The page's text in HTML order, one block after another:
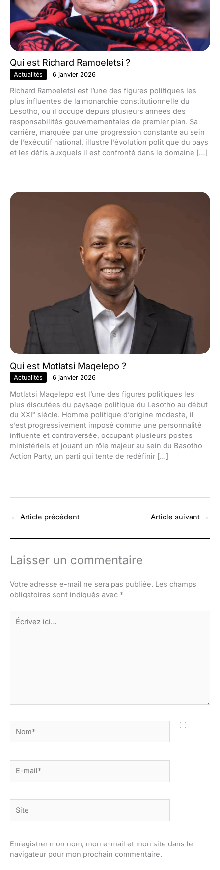
Qui est Richard Ramoeletsi ?
Actualités 6 janvier 2026
Richard Ramoeletsi est l’une des figures politiques les
plus influentes de la monarchie constitutionnelle du
Lesotho, où il occupe depuis plusieurs années des
responsabilités gouvernementales de premier plan. Sa
carrière, marquée par une progression constante au sein
de l’exécutif national, illustre l’évolution politique du pays
et les défis auxquels il est confronté dans le domaine […]
Qui est Motlatsi Maqelepo ?
Actualités 6 janvier 2026
Motlatsi Maqelepo est l’une des figures politiques les
plus discutées du paysage politique du Lesotho au début
du XXIᵉ siècle. Homme politique d’origine modeste, il
s’est progressivement imposé comme une personnalité
influente et controversée, occupant plusieurs postes
ministériels et jouant un rôle majeur au sein du Basotho
Action Party, un parti qui tente de redéfinir […]
← Article précédent Article suivant →
Laisser un commentaire
Votre adresse e-mail ne sera pas publiée. Les champs
obligatoires sont indiqués avec *
Écrivez
ici…
mail*
Enregistrer mon nom, mon e-mail et mon site dans le
navigateur pour mon prochain commentaire.